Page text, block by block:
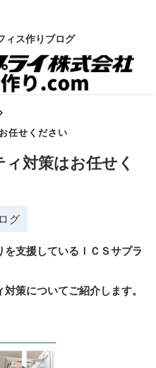
ィス作りブログ
任せください
対策はお任せく
グ
支援しているＩＣＳサプラ
策についてご紹介します。